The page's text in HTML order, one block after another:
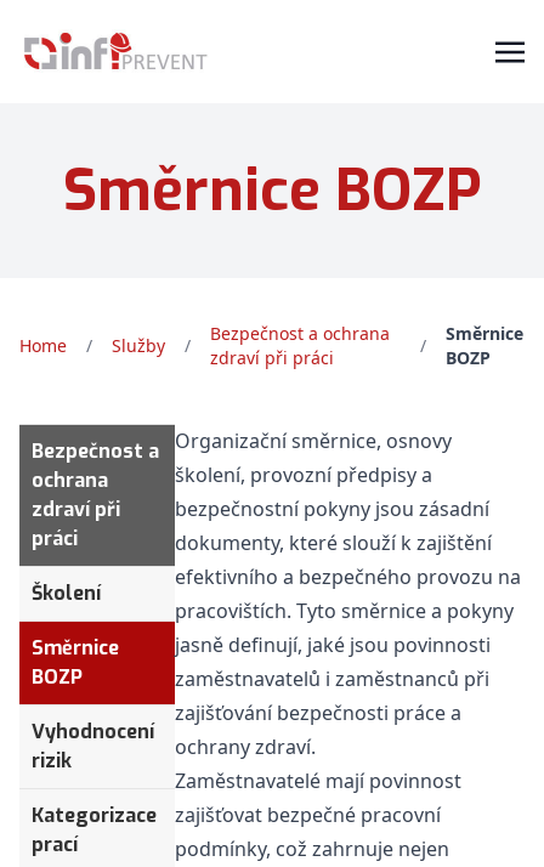
Směrnice BOZP
Home / Služby /
Bezpečnost a ochrana
zdraví při práci
/
Směrnice
BOZP
Bezpečnost a
ochrana
zdraví při
práci
Školení
Směrnice
BOZP
Vyhodnocení
rizik
Kategorizace
prací
Organizační směrnice, osnovy
školení, provozní předpisy a
bezpečnostní pokyny jsou zásadní
dokumenty, které slouží k zajištění
efektivního a bezpečného provozu na
pracovištích. Tyto směrnice a pokyny
jasně definují, jaké jsou povinnosti
zaměstnavatelů i zaměstnanců při
zajišťování bezpečnosti práce a
ochrany zdraví.
Zaměstnavatelé mají povinnost
zajišťovat bezpečné pracovní
podmínky, což zahrnuje nejen